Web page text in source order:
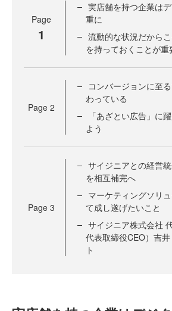
Page
1
実店舗を持つ企業は
重に
流動的な状況だから
を持っておくことが重
Page 2
コンバージョンに至
わっている
「あざとい広告」に
よう
Page 3
サイジニアとの経営
を相互補完へ
マーケティングソリ
て成し遂げたいこと
サイジニア株式会社
代表取締役CEO）吉
ト